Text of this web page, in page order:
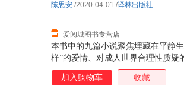
本书中的九篇小说聚焦埋藏在平静
样”的爱情、对成人世界合理性质
无视的，却必须直面的。化用评论
爱阅城图书专营店
陈思安 /2020-04-01 /译林出版社
加入购物车 收藏